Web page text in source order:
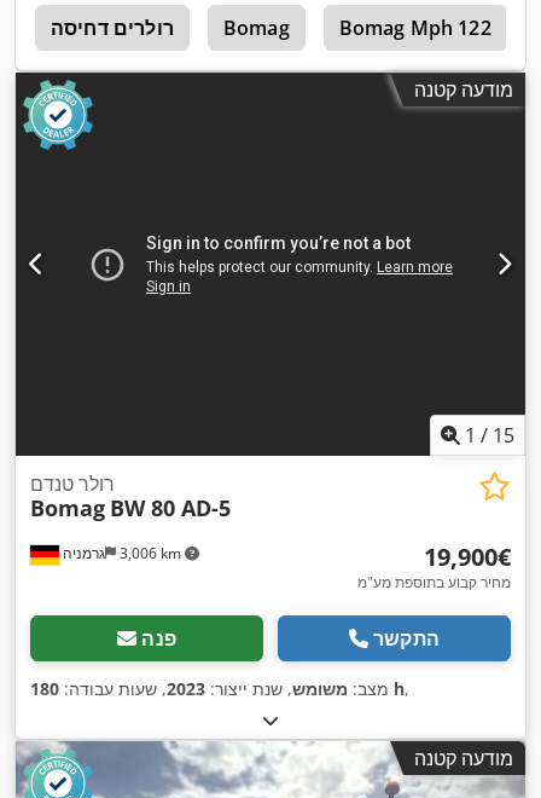
רולרים דחיסה Bomag Bomag Mph 122
מודעה קטנה
1 / 15
גרמניה 3,006 km
רולר טנדם
Bomag BW 80 AD-5
‏19,900 ‏€
מחיר קבוע בתוספת מע"מ
פנה התקשר
מצב: משומש, שנת ייצור: 2023, שעות עבודה: 180 h,
מודעה קטנה